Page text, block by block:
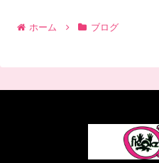
ホーム ブログ